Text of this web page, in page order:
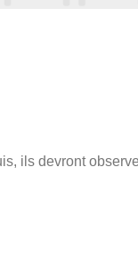
ils devront